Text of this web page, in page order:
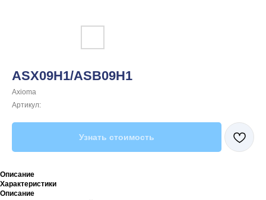
ASX09H1/ASB09H1
Axioma
Артикул:
Узнать стоимость
Описание
Характеристики
Описание